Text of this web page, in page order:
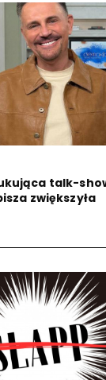
talk-
zwiększyła